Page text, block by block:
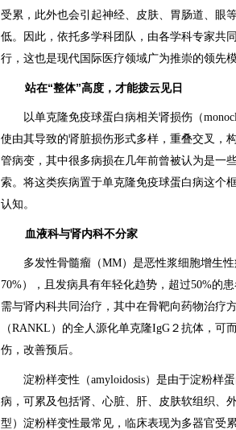
受累，此外也会引起神经、皮肤、胃肠道、眼
低。因此，依托多学科团队，由各学科专家共
行，这也是现代国际医疗领域广为推崇的领先模
站在“整体”高度，才能拨云见日
以单克隆免疫球蛋白病相关肾损伤（
使由其导致的肾脏损伤形式多样，重叠交叉，
管病变，其中很多病损在几年前曾被认为是一
索。将这类疾病置于单克隆免疫球蛋白病这个
认知。
血液科与肾内科不分家
多发性骨髓瘤（MM）是恶性浆细胞增生
70%），且发病具有年轻化趋势，超过50%的
需与肾内科共同治疗，其中在骨靶向药物治疗
（RANKL）的全人源化单克隆IgG２抗体，
伤，改善预后。
淀粉样变性（amyloidosis）是由于淀粉样
病，可累及包括肾、心脏、肝、皮肤软组织、
型）淀粉样变性最常见，临床表现为多器官受